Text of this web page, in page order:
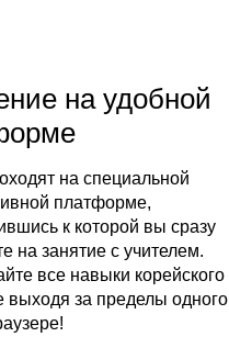
на удобной
на специальной
платформе,
к которой вы сразу
на занятие с учителем.
все навыки корейского
выходя за пределы одного